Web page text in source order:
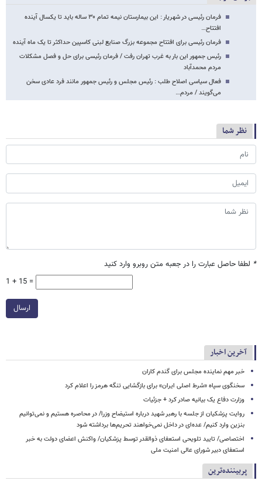
فرمان رئیسی در شهریار : این بیمارستان نیمه تمام ۳۰ ساله باید تا یکسال آینده
افتتاح…
فرمان رئیسی برای افتتاح مجموعه بزرگ صنایع لبنی کاسپین حداکثر تا یک ماه آینده
رئیس جمهور این بار به غرب تهران رفت / فرمان رئیسی برای حل و فصل مشکلات
مردم محمدآباد
فعال سیاسی اصلاح طلب : رئیس مجلس و رئیس جمهور مانند فرد عادی سخن
می‌گویند / مردم…
نظر شما
* لطفا حاصل عبارت را در جعبه متن روبرو وارد کنید
1 + 15 =
ارسال
آخرین اخبار
خبر مهم نماینده مجلس برای گندم کاران
سخنگوی سپاه «شرط اصلی ایران» برای بازگشایی تنگه هرمز را اعلام کرد
وزارت دفاع یک بیانیه صادر کرد + جزئیات
روایت پزشکیان از جلسه با رهبر شهید درباره استیضاح وزرا/ در محاصره هستیم و نمی‌توانیم
بنزین وارد کنیم/ عده‌ای در داخل نمی‌خواهند تحریم‌ها برداشته شود
اختصاصی/ تایید تلویحی استعفای ذوالقدر توسط پزشکیان/ واکنش اعضای دولت به خبر
استعفای دبیر شورای عالی امنیت ملی
پربیننده‌ترین